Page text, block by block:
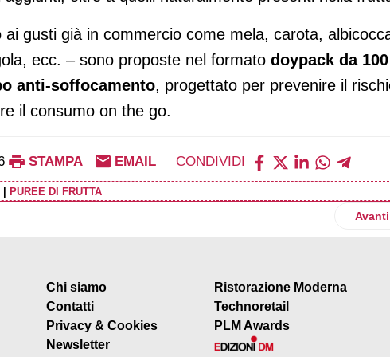
gusti già in commercio come mela, carota,
ecc. – sono proposte nel formato doypack da
anti-soffocamento, progettato per prevenire il
il consumo on the go.
STAMPA EMAIL CONDIVIDI
PUREE DI FRUTTA
è la limited edition firmata Nostromo con due ricette inedite Avanti
Chi siamo
Contatti
Privacy & Cookies
Newsletter
Ristorazione Moderna
Technoretail
PLM Awards